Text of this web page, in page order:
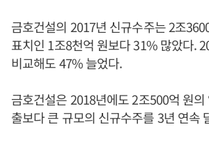
금호건설의 2017년 신규수주는 2조
표치인 1조8천억 원보다 31% 많았다.
비교해도 47% 늘었다.
금호건설은 2018년에도 2조500억 원
출보다 큰 규모의 신규수주를 3년 연속